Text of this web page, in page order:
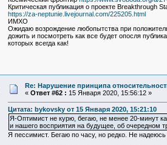
Критическая публикация о проекте Breakthrough
https://za-neptunie.livejournal.com/225205.html
ИМХО
Ожидаю возрождение любопытства при
дожить и посмотреть как все будет опосля
которых всегда как!
Re: Нарушение принципа
« Ответ #62 : 15 Января 2020, 15:56:12 »
Цитата: bykovsky от 15 Января 2020, 15:21:10
Я-Оптимист не курю, бегаю, не менее 20-минут
и нашего восприятия на будущее, об очередном
Я пессимист. Бегаю по часу, но редко. Не